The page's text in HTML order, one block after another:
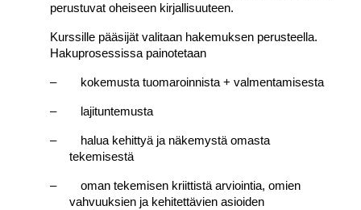
perustuvat oheiseen kirjallisuuteen.
Kurssille pääsijät valitaan hakemuksen perusteella.
Hakuprosessissa painotetaan
– kokemusta tuomaroinnista + valmentamisesta
– lajituntemusta
–
halua kehittyä ja näkemystä omasta
tekemisestä
–
oman tekemisen kriittistä arviointia, omien
vahvuuksien ja kehitettävien asioiden